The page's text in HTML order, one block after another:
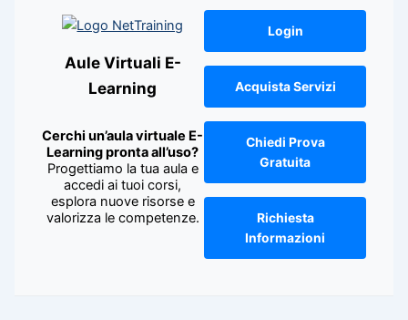
Aule Virtuali E-
Learning
Cerchi un’aula virtuale E-
Learning pronta all’uso?
Progettiamo la tua aula e
accedi ai tuoi corsi,
esplora nuove risorse e
valorizza le competenze.
Login
Acquista Servizi
Chiedi Prova
Gratuita
Richiesta
Informazioni